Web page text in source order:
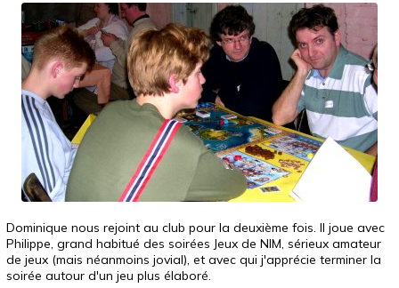
Dominique nous rejoint au club pour la deuxième fois. Il joue avec
Philippe, grand habitué des soirées Jeux de NIM, sérieux amateur
de jeux (mais néanmoins jovial), et avec qui j'apprécie terminer la
soirée autour d'un jeu plus élaboré.